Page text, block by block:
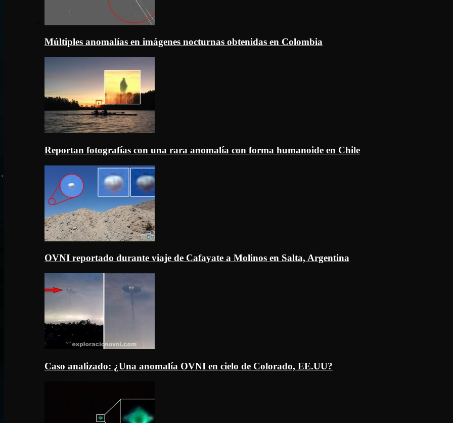
Múltiples anomalías en imágenes nocturnas obtenidas en Colombia
Reportan fotografías con una rara anomalía con forma humanoide en Chile
OVNI reportado durante viaje de Cafayate a Molinos en Salta, Argentina
Caso analizado: ¿Una anomalía OVNI en cielo de Colorado, EE.UU?